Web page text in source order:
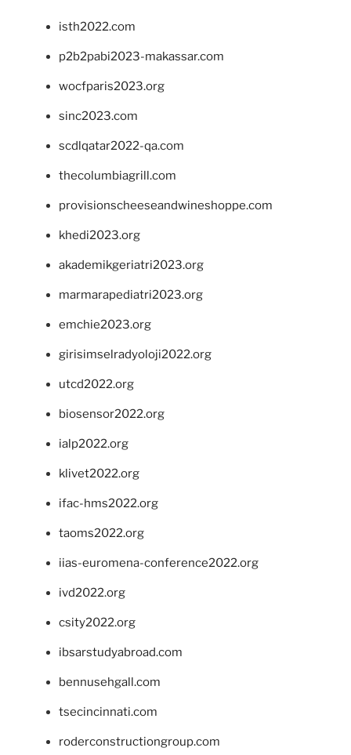
isth2022.com
p2b2pabi2023-makassar.com
wocfparis2023.org
sinc2023.com
scdlqatar2022-qa.com
thecolumbiagrill.com
provisionscheeseandwineshoppe.com
khedi2023.org
akademikgeriatri2023.org
marmarapediatri2023.org
emchie2023.org
girisimselradyoloji2022.org
utcd2022.org
biosensor2022.org
ialp2022.org
klivet2022.org
ifac-hms2022.org
taoms2022.org
iias-euromena-conference2022.org
ivd2022.org
csity2022.org
ibsarstudyabroad.com
bennusehgall.com
tsecincinnati.com
roderconstructiongroup.com